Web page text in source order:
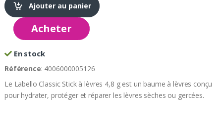
Ajouter au panier
Acheter
En stock
Référence: 4006000005126
Le Labello Classic Stick à lèvres 4,8 g est un baume à lèvres conçu
pour hydrater, protéger et réparer les lèvres sèches ou gercées.